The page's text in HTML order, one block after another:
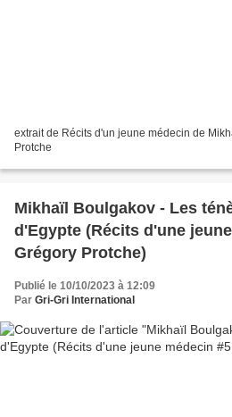
extrait de Récits d'un jeune médecin de
Protche
Mikhaïl Boulgakov - Les
d'Egypte (Récits d'une
Grégory Protche)
Publié le 10/10/2023 à 12:09
Par Gri-Gri International